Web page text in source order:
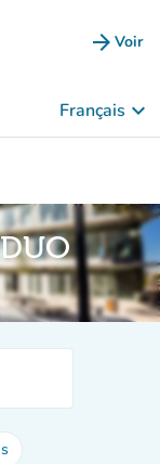
arrow_forward Voir
Français keyboard_arrow_down